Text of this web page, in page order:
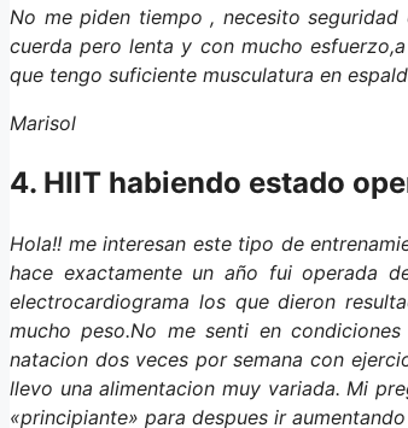
No me piden tiempo , necesito
cuerda pero lenta y con mucho
que tengo suficiente musculatura en
Marisol
4. HIIT habiendo estado
Hola!! me interesan este tipo de
hace exactamente un año fui operada
electrocardiograma los que dieron
mucho peso.No me senti en
natacion dos veces por semana con
llevo una alimentacion muy variada. Mi
«principiante» para despues ir